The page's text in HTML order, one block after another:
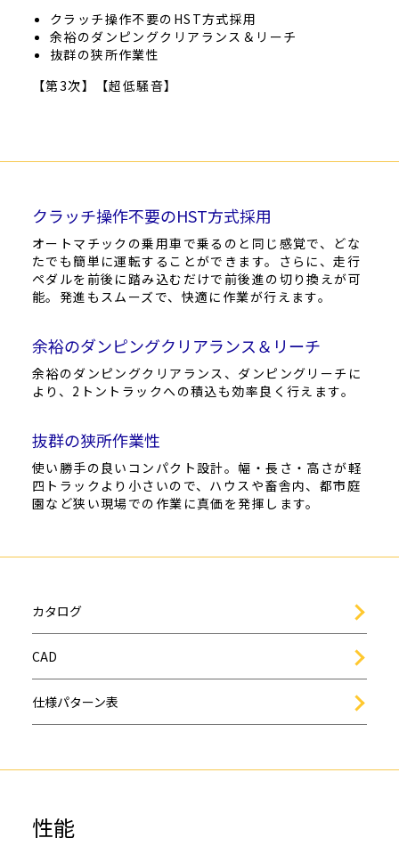
クラッチ操作不要のHST方式採用
余裕のダンピングクリアランス＆リーチ
抜群の狭所作業性
【第3次】【超低騒音】
クラッチ操作不要のHST方式採用
オートマチックの乗用車で乗るのと同じ感覚で、どな
たでも簡単に運転することができます。さらに、走行
ペダルを前後に踏み込むだけで前後進の切り換えが可
能。発進もスムーズで、快適に作業が行えます。
余裕のダンピングクリアランス＆リーチ
余裕のダンピングクリアランス、ダンピングリーチに
より、2トントラックへの積込も効率良く行えます。
抜群の狭所作業性
使い勝手の良いコンパクト設計。幅・長さ・高さが軽
四トラックより小さいので、ハウスや畜舎内、都市庭
園など狭い現場での作業に真価を発揮します。
カタログ
CAD
仕様パターン表
性能